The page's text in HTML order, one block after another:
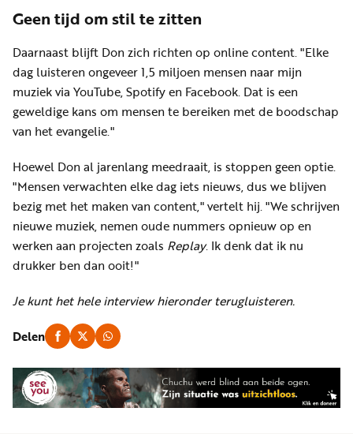
Geen tijd om stil te zitten
Daarnaast blijft Don zich richten op online content. "Elke
dag luisteren ongeveer 1,5 miljoen mensen naar mijn
muziek via YouTube, Spotify en Facebook. Dat is een
geweldige kans om mensen te bereiken met de boodschap
van het evangelie."
Hoewel Don al jarenlang meedraait, is stoppen geen optie.
"Mensen verwachten elke dag iets nieuws, dus we blijven
bezig met het maken van content," vertelt hij. "We schrijven
nieuwe muziek, nemen oude nummers opnieuw op en
werken aan projecten zoals Replay. Ik denk dat ik nu
drukker ben dan ooit!"
Je kunt het hele interview hieronder terugluisteren.
Delen